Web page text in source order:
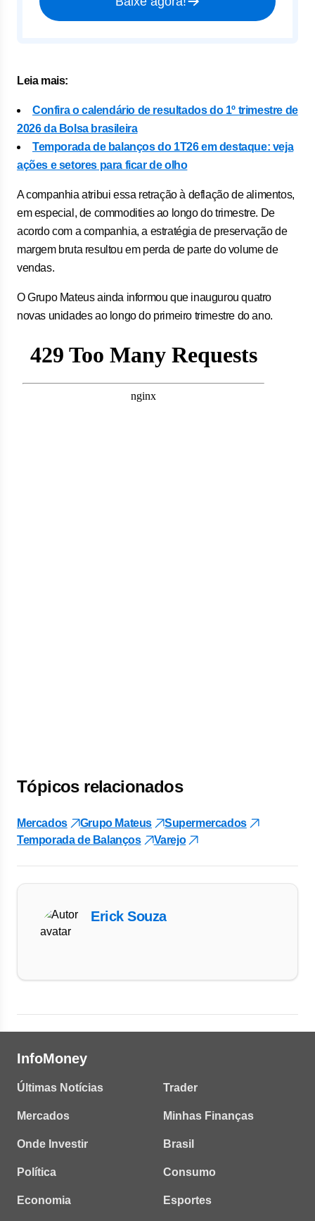
Leia mais:
Confira o calendário de resultados do 1º trimestre de
2026 da Bolsa brasileira
Temporada de balanços do 1T26 em destaque: veja
ações e setores para ficar de olho
A companhia atribui essa retração à deflação de alimentos,
em especial, de commodities ao longo do trimestre. De
acordo com a companhia, a estratégia de preservação de
margem bruta resultou em perda de parte do volume de
vendas.
O Grupo Mateus ainda informou que inaugurou quatro
novas unidades ao longo do primeiro trimestre do ano.
Tópicos relacionados
Mercados Grupo Mateus
Supermercados
Temporada de Balanços
Varejo
Erick Souza
InfoMoney
Últimas Notícias
Mercados
Onde Investir
Política
Economia
Trader
Minhas Finanças
Brasil
Consumo
Esportes